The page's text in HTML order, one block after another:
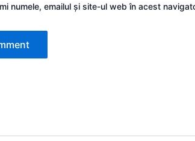
numele, emailul și site-ul web în acest